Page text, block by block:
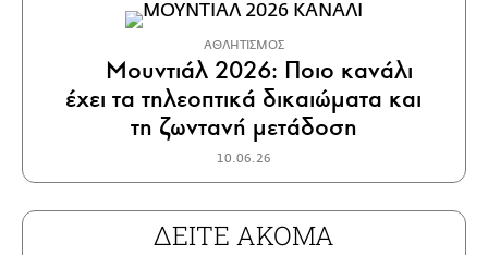
ΑΘΛΗΤΙΣΜΟΣ
Μουντιάλ 2026: Ποιο κανάλι
έχει τα τηλεοπτικά δικαιώματα και
τη ζωντανή μετάδοση
10.06.26
ΔΕΙΤΕ ΑΚΟΜΑ